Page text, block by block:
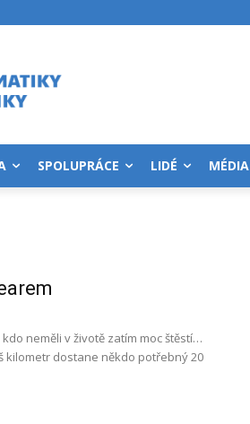
SPOLUPRÁCE LIDÉ MÉDIA
kdo neměli v životě zatím moc štěstí…
kilometr dostane někdo potřebný 20